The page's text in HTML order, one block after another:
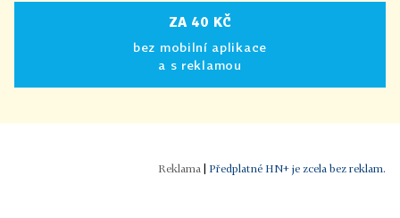
ZA 40 KČ
bez mobilní aplikace
a s reklamou
| Předplatné HN+ je zcela bez reklam.